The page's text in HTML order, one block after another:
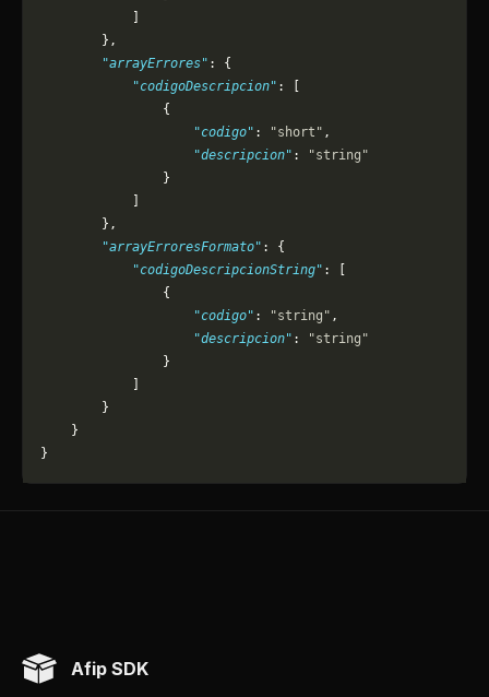
        },
        "arrayErrores"
: {
            "codigoDescripcion"
: [
                {
                    "codigo"
: "short" ,
                    "descripcion"
:
"string"
                }
        },
        "arrayErroresFormato"
: {
            "codigoDescripcionString"
: [
                {
                    "codigo"
: "string" ,
                    "descripcion"
:
"string"
                }
        }
    }
}
Afip SDK